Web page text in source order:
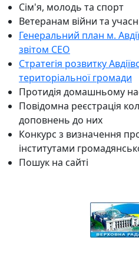
Сім'я, молодь та спорт
Ветеранам війни та
Генеральний план м.
звітом СЕО
Стратегія розвитку
територіальної громади
Протидія домашньому
Повідомна реєстрація
доповнень до них
Конкурс з визначення
інститутами
Пошук на сайті